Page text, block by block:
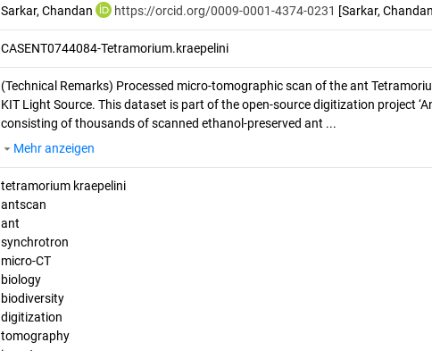
Sarkar, Chandan https://orcid.org/0009-0001-4374-0231 [Sarkar,
CASENT0744084-Tetramorium.kraepelini
(Technical Remarks) Processed micro-tomographic scan of the ant
KIT Light Source. This dataset is part of the open-source digitization project
consisting of thousands of scanned ethanol-preserved ant ...
Mehr anzeigen
tetramorium kraepelini
antscan
ant
synchrotron
micro-CT
biology
biodiversity
digitization
tomography